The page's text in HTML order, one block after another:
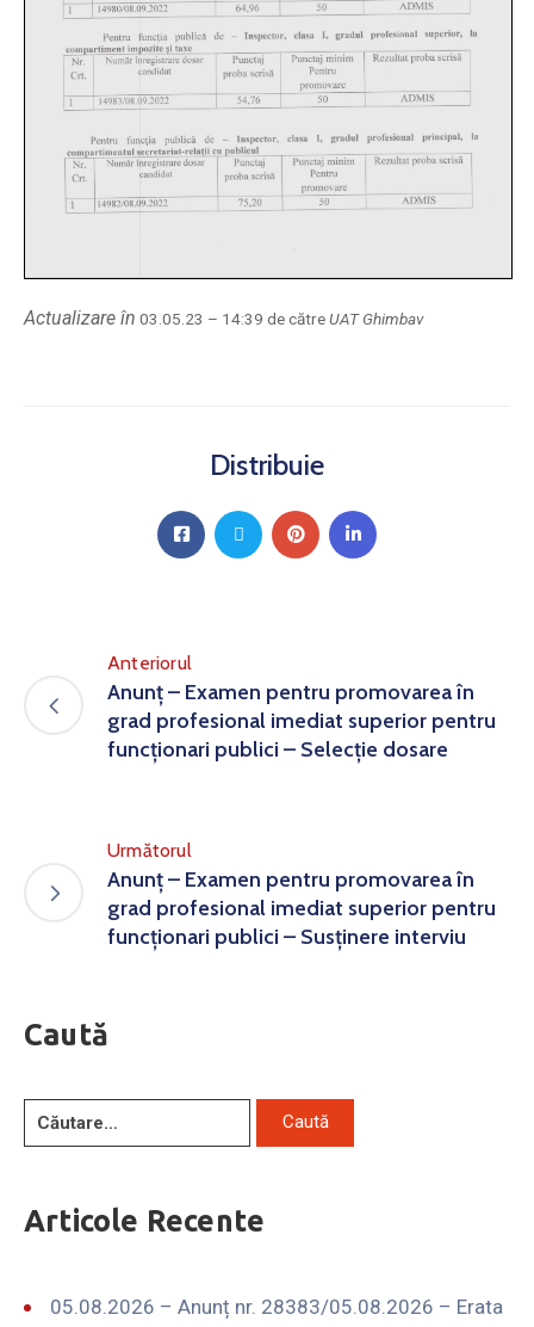
Actualizare în 03.05.23 – 14:39 de cătreUAT Ghimbav
Distribuie
Anteriorul
Anunț – Examen pentru promovarea în
grad profesional imediat superior pentru
funcționari publici – Selecție dosare
Următorul
Anunț – Examen pentru promovarea în
grad profesional imediat superior pentru
funcționari publici – Susținere interviu
Caută
Articole Recente
05.08.2026 – Anunț nr. 28383/05.08.2026 – Erata